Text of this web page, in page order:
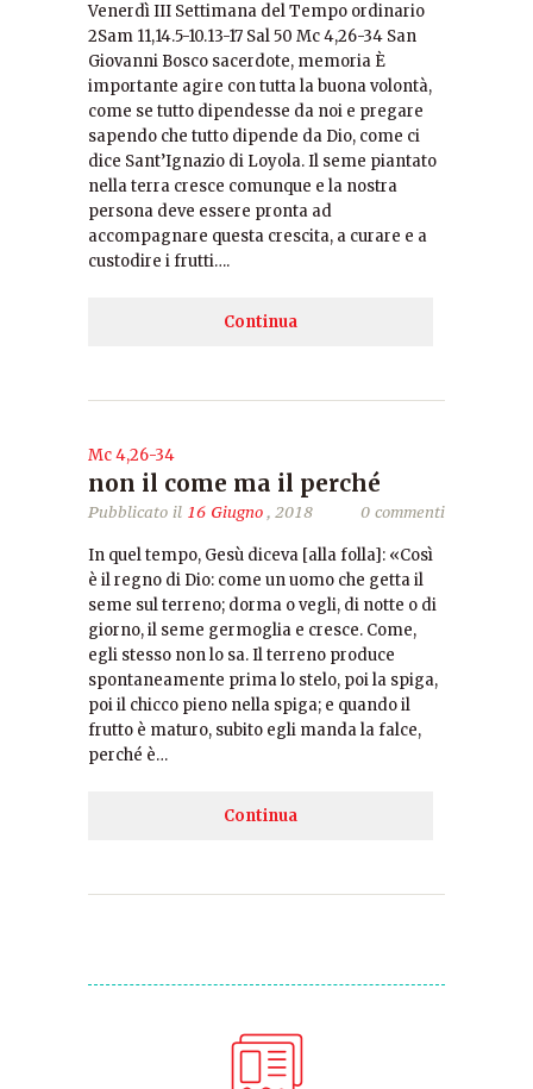
Venerdì III Settimana del Tempo ordinario
2Sam 11,14.5-10.13-17 Sal 50 Mc 4,26-34 San
Giovanni Bosco sacerdote, memoria È
importante agire con tutta la buona volontà,
come se tutto dipendesse da noi e pregare
sapendo che tutto dipende da Dio, come ci
dice Sant’Ignazio di Loyola. Il seme piantato
nella terra cresce comunque e la nostra
persona deve essere pronta ad
accompagnare questa crescita, a curare e a
custodire i frutti….
Continua
Mc 4,26-34
non il come ma il perché
Pubblicato il 16 Giugno, 2018 0 commenti
In quel tempo, Gesù diceva [alla folla]: «Così
è il regno di Dio: come un uomo che getta il
seme sul terreno; dorma o vegli, di notte o di
giorno, il seme germoglia e cresce. Come,
egli stesso non lo sa. Il terreno produce
spontaneamente prima lo stelo, poi la spiga,
poi il chicco pieno nella spiga; e quando il
frutto è maturo, subito egli manda la falce,
perché è…
Continua